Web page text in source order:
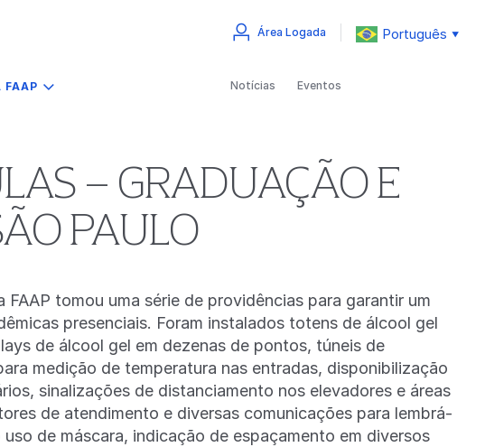
FAAP
Área Logada Português ▼
Notícias Eventos
– GRADUAÇÃO E
PAULO
tomou uma série de providências para garantir um
presenciais. Foram instalados totens de álcool gel
de álcool gel em dezenas de pontos, túneis de
medição de temperatura nas entradas, disponibilização
sinalizações de distanciamento nos elevadores e áreas
de atendimento e diversas comunicações para lembrá-
de máscara, indicação de espaçamento em diversos